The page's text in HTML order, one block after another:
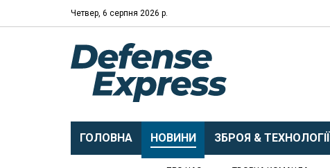
Четвер, 6 серпня 2026 р.
ГОЛОВНА НОВИНИ ЗБРОЯ & ТЕХНОЛОГІЇ